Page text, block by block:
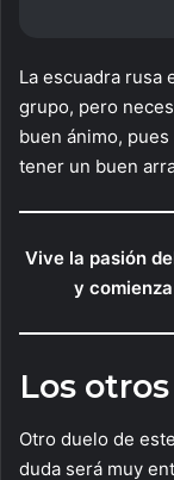
La escuadra rusa
grupo, pero
buen ánimo,
tener un buen
Vive la pasión
y
Los
Otro duelo de
duda será muy